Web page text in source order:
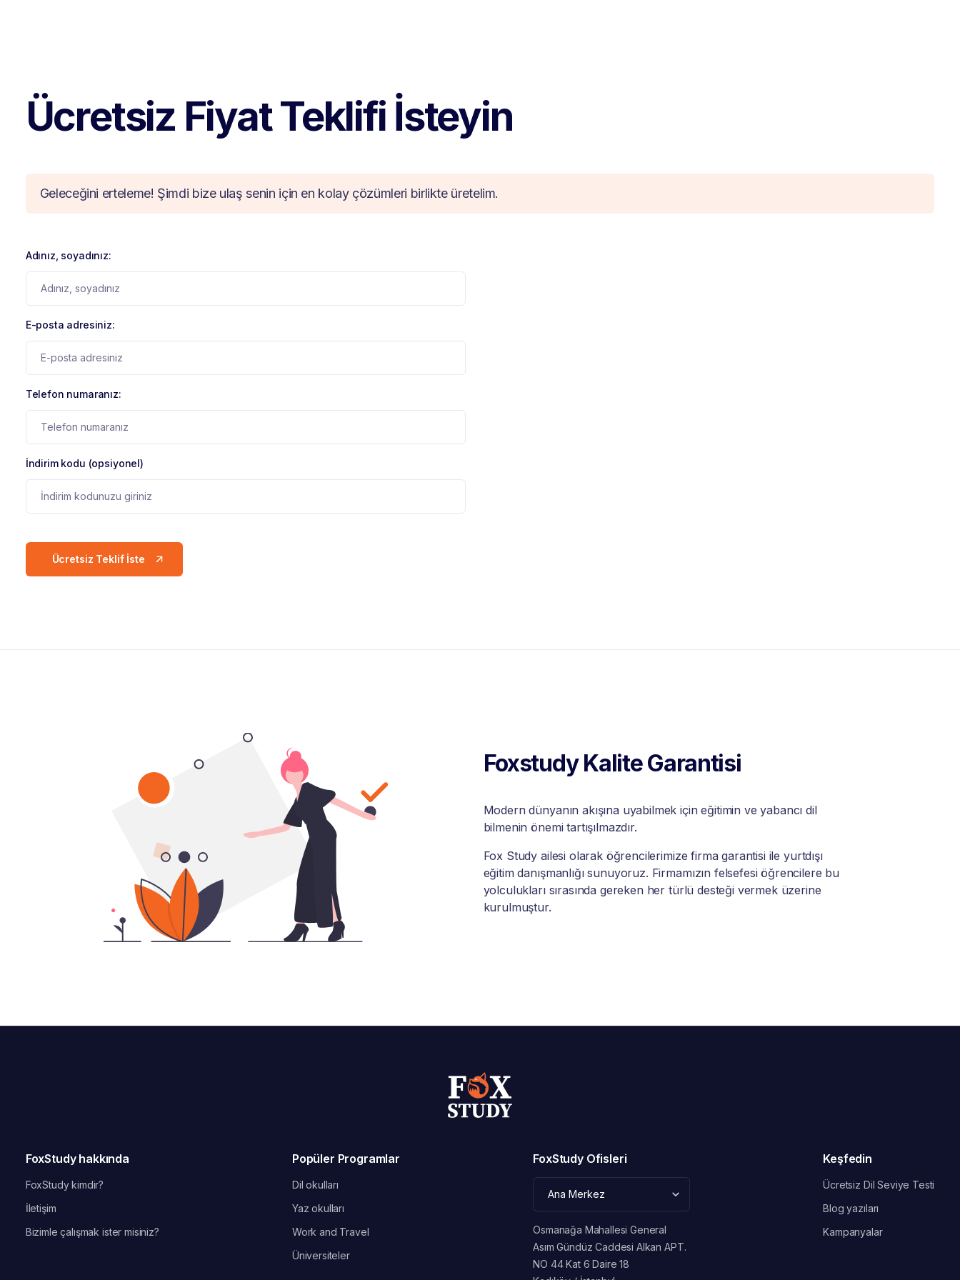
Ücretsiz Fiyat Teklifi İsteyin
Geleceğini erteleme! Şimdi bize ulaş senin için en kolay çözümleri birlikte üretelim.
Adınız, soyadınız:
E-posta adresiniz:
Telefon numaranız:
İndirim kodu (opsiyonel)
Ücretsiz Teklif İste
Foxstudy Kalite Garantisi
Modern dünyanın akışına uyabilmek için eğitimin ve yabancı dil
bilmenin önemi tartışılmazdır.
Fox Study ailesi olarak öğrencilerimize firma garantisi ile yurtdışı
eğitim danışmanlığı sunuyoruz. Firmamızın felsefesi öğrencilere bu
yolculukları sırasında gereken her türlü desteği vermek üzerine
kurulmuştur.
FoxStudy hakkında
FoxStudy kimdir?
İletişim
Bizimle çalışmak ister misiniz?
Popüler Programlar
Dil okulları
Yaz okulları
Work and Travel
Üniversiteler
FoxStudy Ofisleri
Osmanağa Mahallesi General
Asım Gündüz Caddesi Alkan APT.
NO 44 Kat 6 Daire 18
Keşfedin
Ücretsiz Dil Seviye Testi
Blog yazıları
Kampanyalar